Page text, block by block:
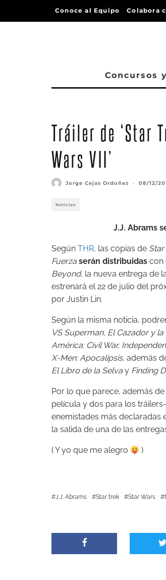
Conoce al Equipo Colabora
Concursos
Tráiler de ‘Star
Wars VII’
Jorge Cejas Ordoñez · 08/12/
Noticias
J.J. Abrams
Según THR, las copias de
Fuerza serán distribuidas con
Beyond, la nueva entrega de
estrenará el 22 de julio del
por Justin Lin.
Según la misma noticia,
VS Superman, El Cazador y
América: Civil War,
X-Men: Apocalipsis, además
El Libro de la Selva y Finding
Por lo que parece, además
película y dos para los
enemistades más declaradas
la salida de una de las
( Y yo que me alegro )
J.J. Abrams Star trek Star Wars